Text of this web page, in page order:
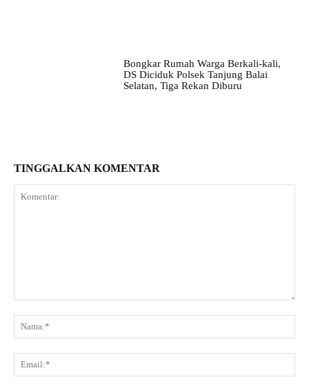
Bongkar Rumah Warga Berkali-kali,
DS Diciduk Polsek Tanjung Balai
Selatan, Tiga Rekan Diburu
TINGGALKAN KOMENTAR